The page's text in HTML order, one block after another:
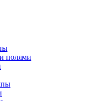
полями